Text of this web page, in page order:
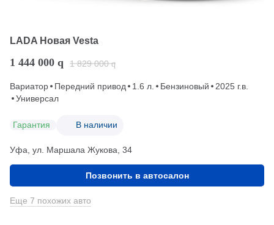
LADA Новая Vesta
1 444 000 q 1 829 000 q
Вариатор Передний привод 1.6 л. Бензиновый
2025 г.в.
Универсал
Гарантия В наличии
Уфа, ул. Маршала Жукова, 34
Позвонить в автосалон
Еще 7 похожих авто